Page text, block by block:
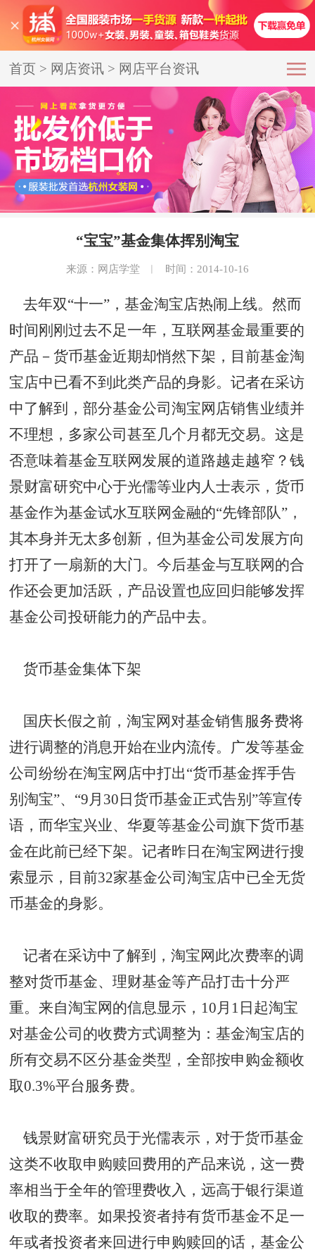
首页 > 网店资讯 > 网店平台资讯
“宝宝”基金集体挥别淘宝
来源：网店学堂 ︱ 时间：2014-10-16
去年双“十一”，基金淘宝店热闹上线。然而
时间刚刚过去不足一年，互联网基金最重要的
产品－货币基金近期却悄然下架，目前基金淘
宝店中已看不到此类产品的身影。记者在采访
中了解到，部分基金公司淘宝网店销售业绩并
不理想，多家公司甚至几个月都无交易。这是
否意味着基金互联网发展的道路越走越窄？钱
景财富研究中心于光儒等业内人士表示，货币
基金作为基金试水互联网金融的“先锋部队”，
其本身并无太多创新，但为基金公司发展方向
打开了一扇新的大门。今后基金与互联网的合
作还会更加活跃，产品设置也应回归能够发挥
基金公司投研能力的产品中去。
货币基金集体下架
国庆长假之前，淘宝网对基金销售服务费将
进行调整的消息开始在业内流传。广发等基金
公司纷纷在淘宝网店中打出“货币基金挥手告
别淘宝”、“9月30日货币基金正式告别”等宣传
语，而华宝兴业、华夏等基金公司旗下货币基
金在此前已经下架。记者昨日在淘宝网进行搜
索显示，目前32家基金公司淘宝店中已全无货
币基金的身影。
记者在采访中了解到，淘宝网此次费率的调
整对货币基金、理财基金等产品打击十分严
重。来自淘宝网的信息显示，10月1日起淘宝
对基金公司的收费方式调整为：基金淘宝店的
所有交易不区分基金类型，全部按申购金额收
取0.3%平台服务费。
钱景财富研究员于光儒表示，对于货币基金
这类不收取申购赎回费用的产品来说，这一费
率相当于全年的管理费收入，远高于银行渠道
收取的费率。如果投资者持有货币基金不足一
年或者投资者来回进行申购赎回的话，基金公